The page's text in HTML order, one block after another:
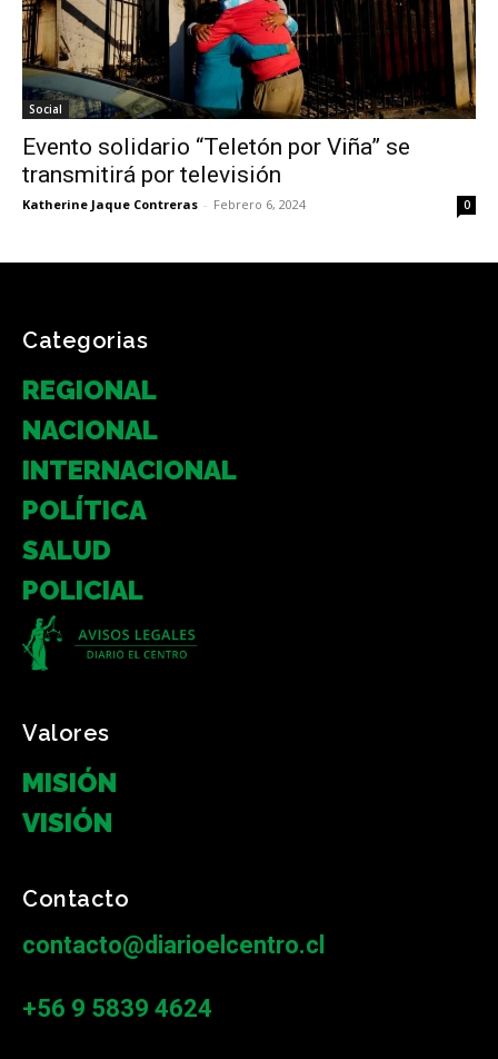
Social
Evento solidario “Teletón por Viña” se
transmitirá por televisión
Katherine Jaque Contreras - Febrero 6, 2024 0
Categorias
REGIONAL
NACIONAL
INTERNACIONAL
POLÍTICA
SALUD
POLICIAL
Valores
MISIÓN
VISIÓN
Contacto
contacto@diarioelcentro.cl
+56 9 5839 4624